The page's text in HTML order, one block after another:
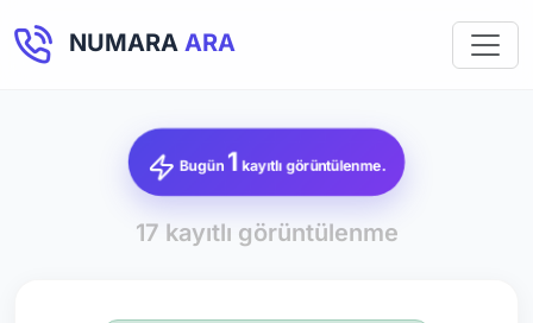
NUMARA ARA
Bugün 1 kayıtlı görüntülenme.
17 kayıtlı görüntülenme